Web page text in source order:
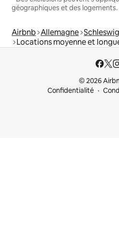
géographiques et des logements.
Airbnb Allemagne
Locations moyenne et
© 2026
Confidentialité